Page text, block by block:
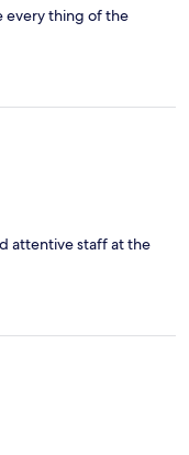
every thing of the
attentive staff at the